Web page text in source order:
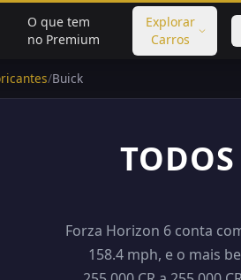
O que tem
no Premium
Explorar
Carros
/Buick
Forza Horizon 6 conta
158.4 mph, e o mais